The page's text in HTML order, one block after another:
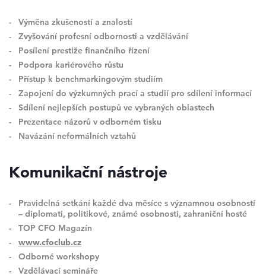
Výměna zkušeností a znalostí
Zvyšování profesní odbornosti a vzdělávání
Posílení prestiže finančního řízení
Podpora kariérového růstu
Přístup k benchmarkingovým studiím
Zapojení do výzkumných prací a studií pro sdílení informací
Sdílení nejlepších postupů ve vybraných oblastech
Prezentace názorů v odborném tisku
Navázání neformálních vztahů
Komunikační nástroje
Pravidelná setkání každé dva měsíce s významnou osobností
– diplomati, politikové, známé osobnosti, zahraniční hosté
TOP CFO Magazín
www.cfoclub.cz
Odborné workshopy
Vzdělávací semináře